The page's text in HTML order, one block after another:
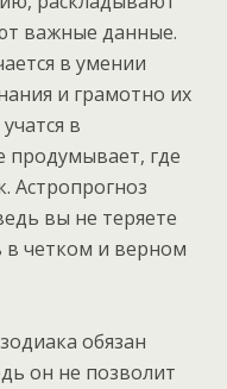
важные данные.
в умении
и грамотно их
в
продумывает, где
Астропрогноз
вы не теряете
в четком и верном
обязан
он не позволит